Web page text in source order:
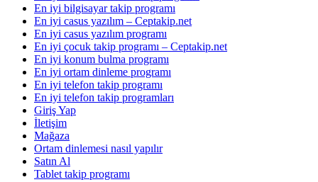
En iyi bilgisayar takip programı
En iyi casus yazılım – Ceptakip.net
En iyi casus yazılım programı
En iyi çocuk takip programı – Ceptakip.net
En iyi konum bulma programı
En iyi ortam dinleme programı
En iyi telefon takip programı
En iyi telefon takip programları
Giriş Yap
İletişim
Mağaza
Ortam dinlemesi nasıl yapılır
Satın Al
Tablet takip programı